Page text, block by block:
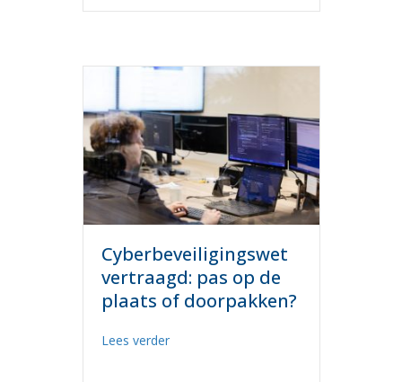
Cyberbeveiligingswet
vertraagd: pas op de
plaats of doorpakken?
Lees verderabout Cyberbeveiligingswet vertraagd: